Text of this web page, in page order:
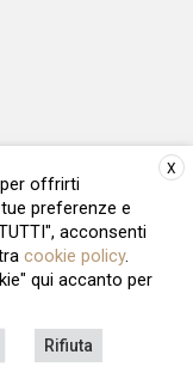
al tribunale di
Raffaella Roani
- 09041871006
€ i.v
COOKIE POLICY
X
offrirti
preferenze e
acconsenti
cookie policy.
qui accanto per
Rifiuta